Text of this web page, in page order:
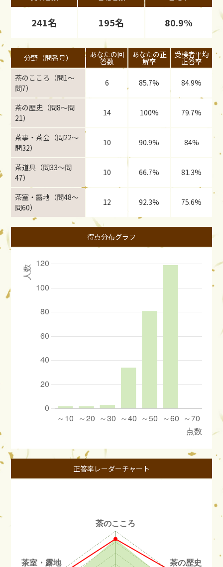
241名 195名 80.9%
分野（問番号） あなたの回
答数
あなたの正
解率
受検者平均
正答率
茶のこころ（問1〜
問7）
6 85.7% 84.9%
茶の歴史（問8〜問
21）
14 100% 79.7%
茶事・茶会（問22〜
問32）
10 90.9% 84%
茶道具（問33〜問
47）
10 66.7% 81.3%
茶室・露地（問48〜
問60）
12 92.3% 75.6%
得点分布グラフ
正答率レーダーチャート